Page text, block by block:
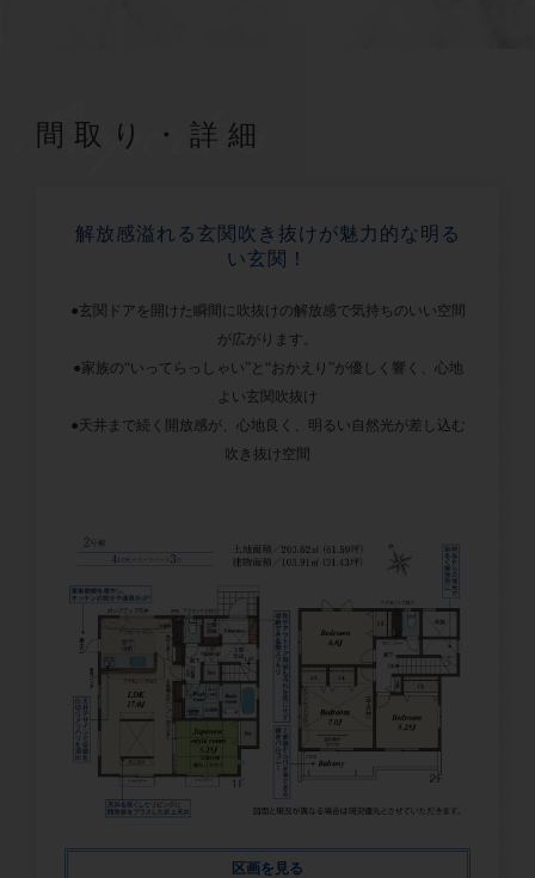
間取り・詳細
解放感溢れる玄関吹き抜けが魅力的な明る
い玄関！
●玄関ドアを開けた瞬間に吹抜けの解放感で気持ちのいい空間
が広がります。
●家族の“いってらっしゃい”と“おかえり”が優しく響く、心地
よい玄関吹抜け
●天井まで続く開放感が、心地良く、明るい自然光が差し込む
吹き抜け空間
区画を見る